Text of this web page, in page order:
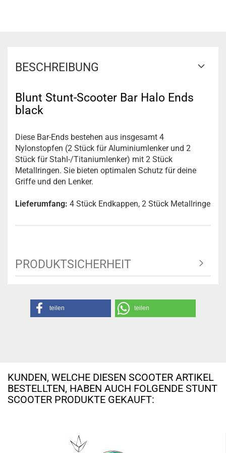
BESCHREIBUNG
Blunt Stunt-Scooter Bar Halo Ends
black
Diese Bar-Ends bestehen aus insgesamt 4
Nylonstopfen (2 Stück für Aluminiumlenker und 2
Stück für Stahl-/Titaniumlenker) mit 2 Stück
Metallringen. Sie bieten optimalen Schutz für deine
Griffe und den Lenker.
Lieferumfang: 4 Stück Endkappen, 2 Stück Metallringe
PRODUKTSICHERHEIT
teilen teilen
KUNDEN, WELCHE DIESEN SCOOTER ARTIKEL
BESTELLTEN, HABEN AUCH FOLGENDE STUNT
SCOOTER PRODUKTE GEKAUFT: